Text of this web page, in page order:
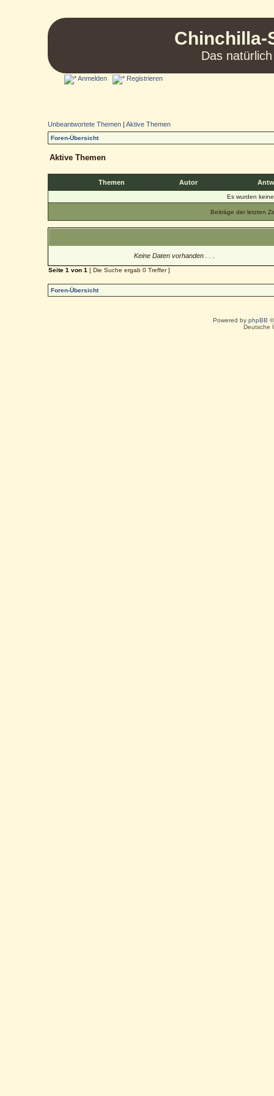
Chinchilla-
Das
Anmelden Registrieren
Unbeantwortete Themen |Aktive Themen
Foren-Übersicht
Aktive Themen
Themen Autor
Es wurden
Beiträge der letzten
Keine Daten vorhanden . . .
Seite1 von1 [ Die Suche ergab 0 Treffer ]
Foren-Übersicht
Powered by phpBB
Deutsche